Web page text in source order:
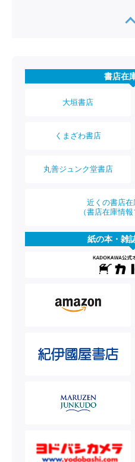
書店在
大垣書店
くまざわ書店
丸善ジュンク堂書店
近くの書店
（書店在庫情
紙の本・雑